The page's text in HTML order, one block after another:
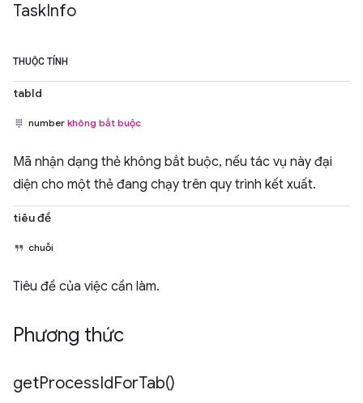
TaskInfo
THUỘC TÍNH
tabId
number không bắt buộc
Mã nhận dạng thẻ không bắt buộc, nếu tác vụ này đại
diện cho một thẻ đang chạy trên quy trình kết xuất.
tiêu đề
chuỗi
Tiêu đề của việc cần làm.
Phương thức
getProcessIdForTab()